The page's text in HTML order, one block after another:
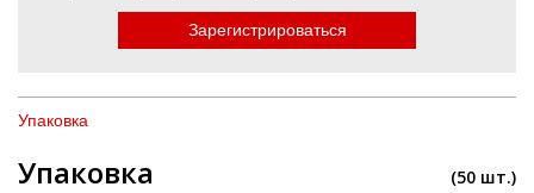
Зарегистрироваться
Упаковка
Упаковка (50 шт.)